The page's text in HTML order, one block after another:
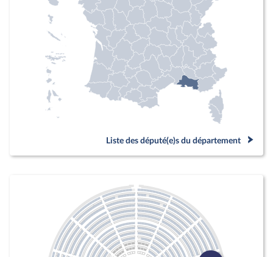
Liste des député(e)s du département